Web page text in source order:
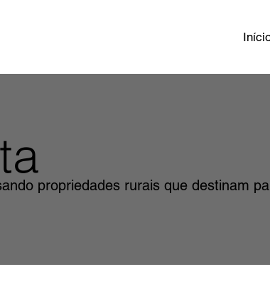
propriedades rurais que destinam